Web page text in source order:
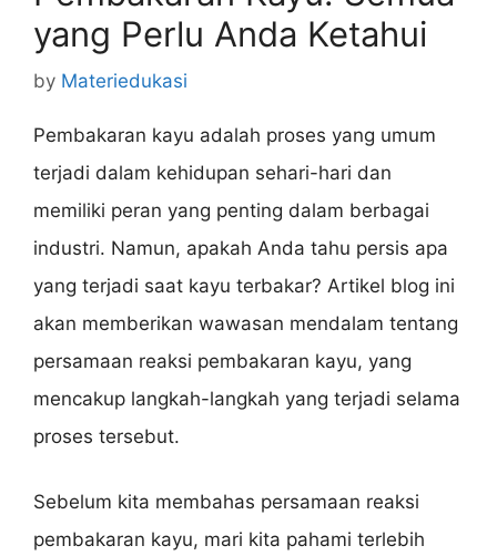
yang Perlu Anda Ketahui
by Materiedukasi
Pembakaran kayu adalah proses yang umum
terjadi dalam kehidupan sehari-hari dan
memiliki peran yang penting dalam berbagai
industri. Namun, apakah Anda tahu persis apa
yang terjadi saat kayu terbakar? Artikel blog ini
akan memberikan wawasan mendalam tentang
persamaan reaksi pembakaran kayu, yang
mencakup langkah-langkah yang terjadi selama
proses tersebut.
Sebelum kita membahas persamaan reaksi
pembakaran kayu, mari kita pahami terlebih